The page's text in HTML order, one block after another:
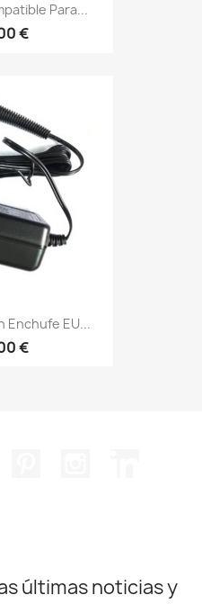
Para...
€
Enchufe EU...
€
últimas noticias y